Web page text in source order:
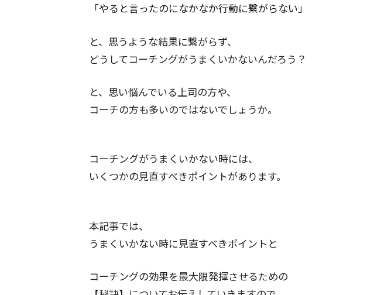
「やると言ったのになかなか行動に繋がらない」
と、思うような結果に繋がらず、
どうしてコーチングがうまくいかないんだろう？
と、思い悩んでいる上司の方や、
コーチの方も多いのではないでしょうか。
コーチングがうまくいかない時には、
いくつかの見直すべきポイントがあります。
本記事では、
うまくいかない時に見直すべきポイントと
コーチングの効果を最大限発揮させるための